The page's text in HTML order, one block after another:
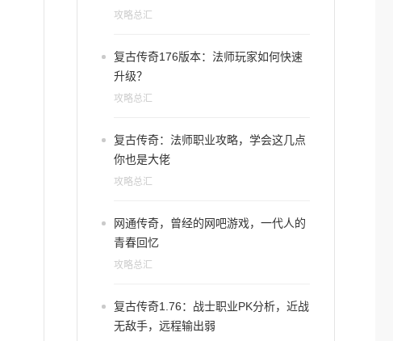
攻略总汇
复古传奇176版本：法师玩家如何快速
升级？
攻略总汇
复古传奇：法师职业攻略，学会这几点
你也是大佬
攻略总汇
网通传奇，曾经的网吧游戏，一代人的
青春回忆
攻略总汇
复古传奇1.76：战士职业PK分析，近战
无敌手，远程输出弱